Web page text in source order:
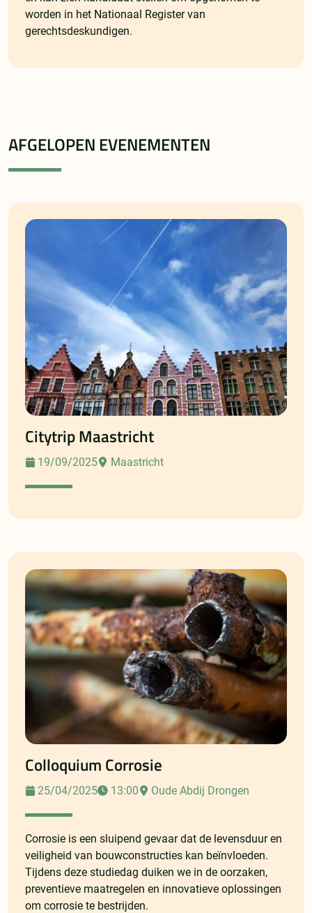
worden in het Nationaal Register van
gerechtsdeskundigen.
AFGELOPEN EVENEMENTEN
Citytrip Maastricht
19/09/2025 Maastricht
Colloquium Corrosie
25/04/2025 13:00 Oude Abdij Drongen
Corrosie is een sluipend gevaar dat de levensduur en
veiligheid van bouwconstructies kan beïnvloeden.
Tijdens deze studiedag duiken we in de oorzaken,
preventieve maatregelen en innovatieve oplossingen
om corrosie te bestrijden.